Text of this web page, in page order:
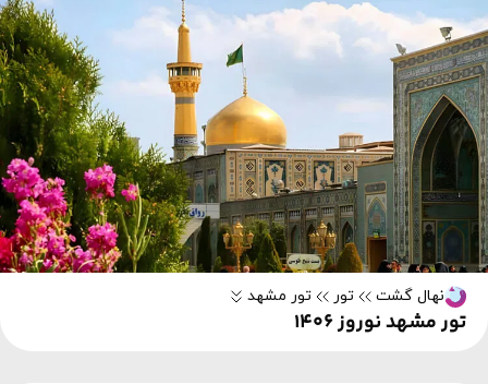
تور مشهد نوروز 1406
نهال گشت تور تور مشهد